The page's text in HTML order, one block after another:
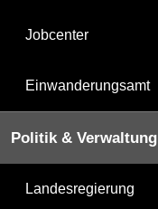
Jobcenter
Einwanderungsamt
Politik & Verwaltung
Landesregierung